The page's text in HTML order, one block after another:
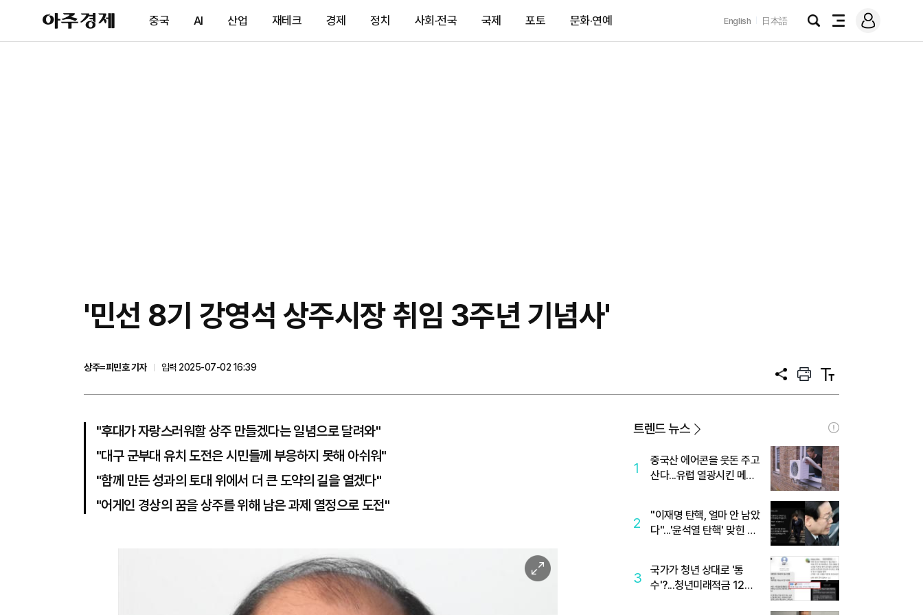
아
주
제
중국 AI 산업 재테크 경제 정치 사회·전국 국제 포토 문화·연예 English 日本語
검
전
메
그
'민선 8기 강영석 상주시장 취임 3주년 기념사'
상주=피민호 기자
입력 2025-07-02 16:39
공
프
트
텍
트
"후대가 자랑스러워할 상주 만들겠다는 일념으로 달려와"
"대구 군부대 유치 도전은 시민들께 부응하지 못해 아쉬워"
"함께 만든 성과의 토대 위에서 더 큰 도약의 길을 열겠다"
"어게인 경상의 꿈을 상주를 위해 남은 과제 열정으로 도전"
이
미
트렌드 뉴스
1
중국산 에어콘을 웃돈 주고
산다...유럽 열광시킨 메이
2
"이재명 탄핵, 얼마 안 남았
다"...'윤석열 탄핵' 맞힌 무
3
국가가 청년 상대로 '통
수'?...청년미래적금 12%